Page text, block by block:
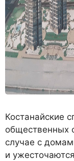
Костанайские
общественных
случае с
и